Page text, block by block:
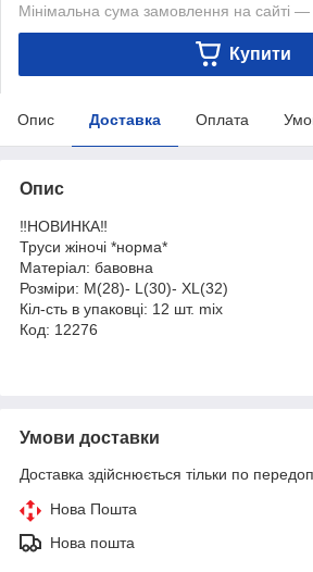
Мінімальна сума замовлення на сайті
Купити
Опис Доставка Оплата
Опис
‼️НОВИНКА‼️
Труси жіночі *норма*
Матеріал: бавовна
Розміри: M(28)- L(30)- XL(32)
Кіл-сть в упаковці: 12 шт. mix
Код: 12276
Умови доставки
Доставка здійснюється тільки по
Нова Пошта
Нова пошта